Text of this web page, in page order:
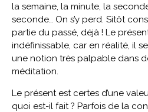
la semaine, la minute, la
seconde… On s’y perd. Sitôt
partie du passé, déjà ! Le
indéfinissable, car en réalité, il
une notion très palpable dans
méditation.
Le présent est certes d’une
quoi est-il fait ? Parfois de la